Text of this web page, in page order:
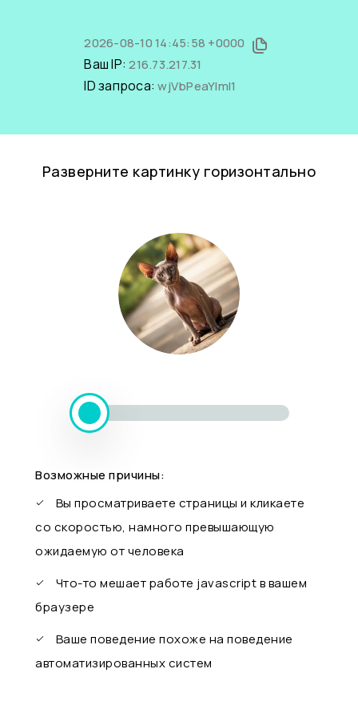
2026-08-10 14:45:58 +0000
Ваш IP:216.73.217.31
ID запроса:wjVbPeaYImI1
Разверните картинку горизонтально
Возможные причины:
Вы просматриваете страницы и кликаете
со скоростью, намного превышающую
ожидаемую от человека
Что-то мешает работе javascript в вашем
браузере
Ваше поведение похоже на поведение
автоматизированных систем